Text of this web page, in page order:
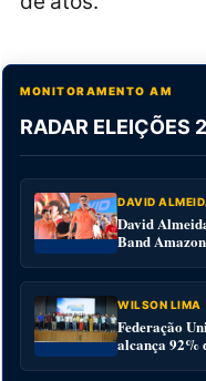
MONITORAMENTO AM
RADAR ELEIÇÕES
DAVID
David
Band
WILSON LIMA
Federação
alcança 92%